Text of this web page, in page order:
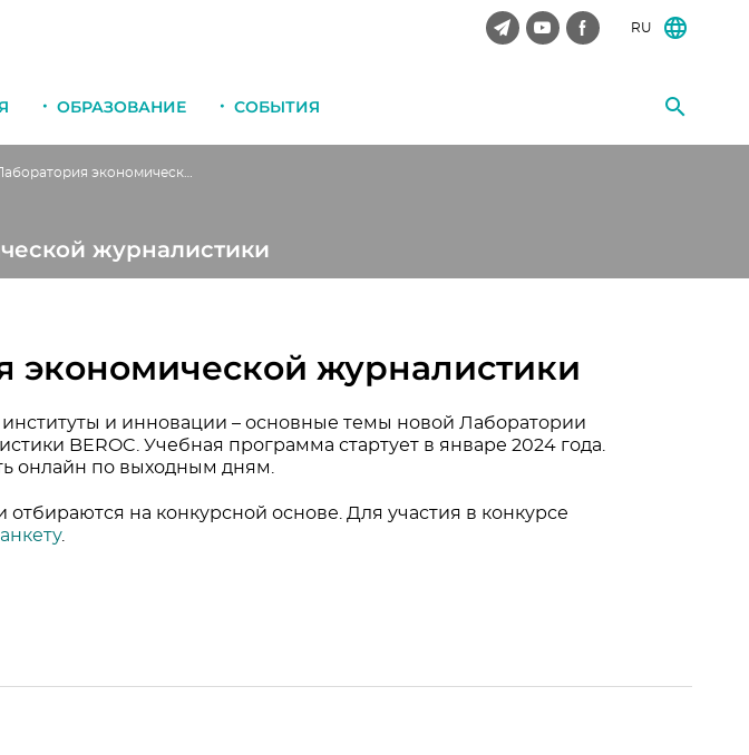
RU
ОБРАЗОВАНИЕ СОБЫТИЯ
Лаборатория экономической журналистики
журналистики
экономической журналистики
и инновации – основные темы новой Лаборатории
BEROC. Учебная программа стартует в январе 2024 года.
онлайн по выходным дням.
на конкурсной основе. Для участия в конкурсе
анкету.